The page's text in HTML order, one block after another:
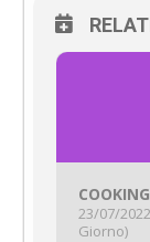
23/07/
Giorno)